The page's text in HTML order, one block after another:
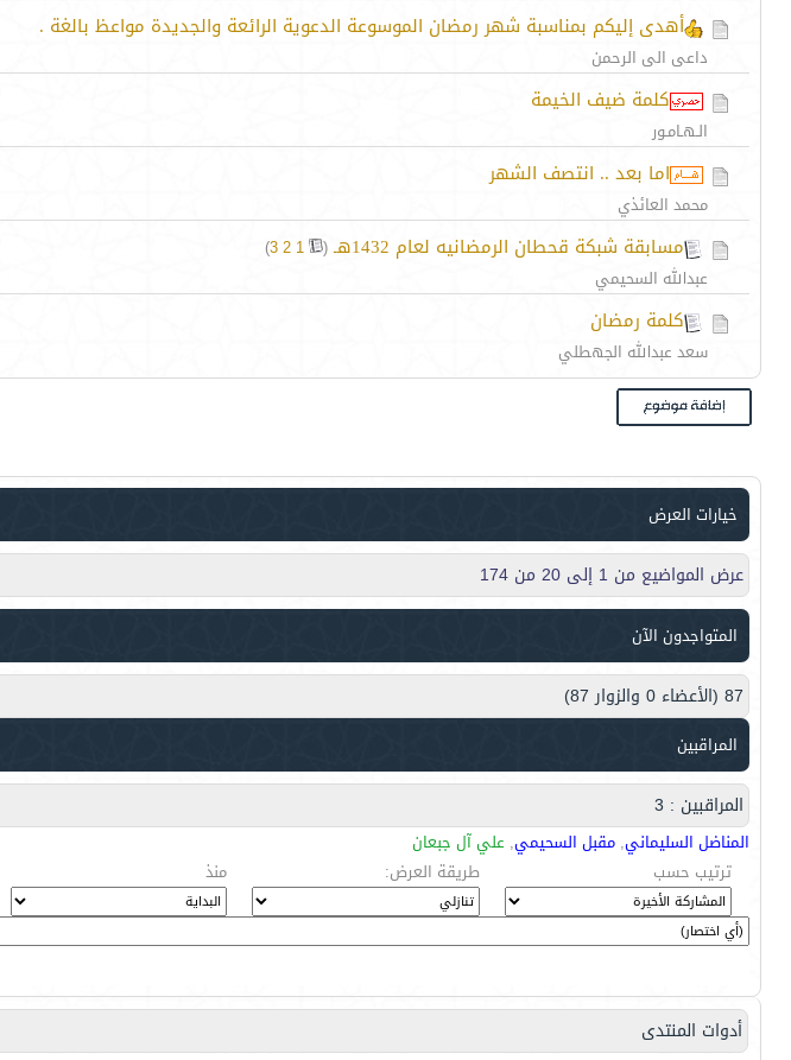
أهدى إليكم بمناسبة شهر رمضان الموسوعة الدعوية الرائعة والجديدة مواعظ بالغة .
داعى الى الرحمن
كلمة ضيف الخيمة
الـهـامـور
اما بعد .. انتصف الشهر
محمد العائذي
مسابقة شبكة قحطان الرمضانيه لعام 1432هـ ‏
(
1
2
3
)
عبدالله السحيمي
كلمة رمضان
سعد عبدالله الجهطلي
خيارات العرض
عرض المواضيع من 1 إلى 20 من 174
المتواجدون الآن
87 (الأعضاء 0 والزوار 87)
المراقبين
المراقبين : 3
المناضل السليماني, مقبل السحيمي, علي آل جبعان
ترتيب حسب
طريقة العرض: منذ
أدوات المنتدى